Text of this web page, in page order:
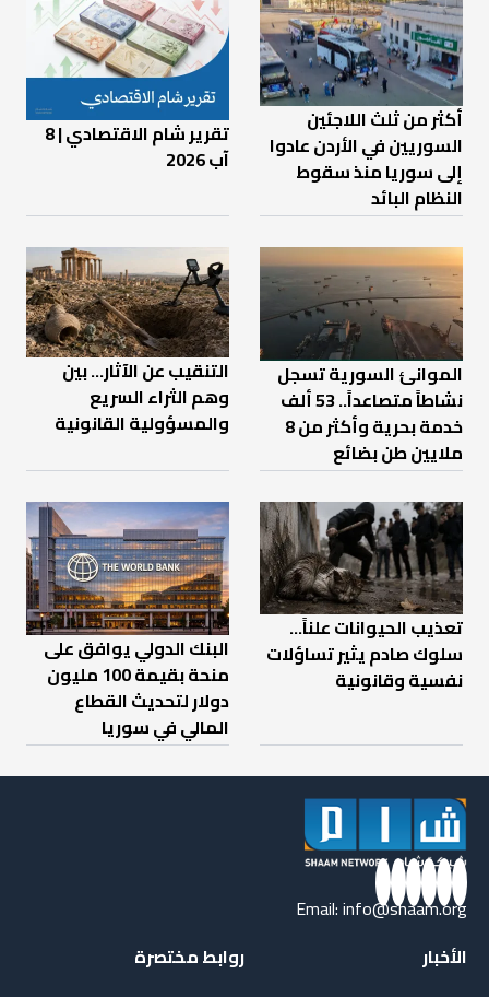
أكثر من ثلث اللاجئين
السوريين في الأردن عادوا
إلى سوريا منذ سقوط
النظام البائد
تقرير شام الاقتصادي | 8
آب 2026
الموانئ السورية تسجل
نشاطاً متصاعداً.. 53 ألف
خدمة بحرية وأكثر من 8
ملايين طن بضائع
التنقيب عن الآثار… بين
وهم الثراء السريع
والمسؤولية القانونية
تعذيب الحيوانات علناً…
سلوك صادم يثير تساؤلات
نفسية وقانونية
البنك الدولي يوافق على
منحة بقيمة 100 مليون
دولار لتحديث القطاع
المالي في سوريا
Email:info@shaam.org
الأخبار
روابط مختصرة